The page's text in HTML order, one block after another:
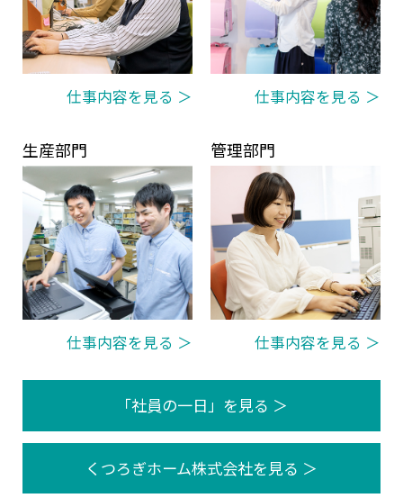
仕事内容を見る ＞ 仕事内容を見る ＞
生産部門
仕事内容を見る ＞
管理部門
仕事内容を見る ＞
「社員の一日」を見る ＞
くつろぎホーム株式会社を見る ＞